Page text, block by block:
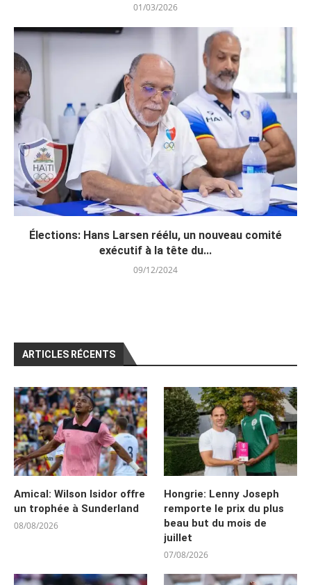
01/03/2026
Élections: Hans Larsen réélu, un nouveau comité
exécutif à la tête du...
09/12/2024
ARTICLES RÉCENTS
Amical: Wilson Isidor offre
un trophée à Sunderland
08/08/2026
Hongrie: Lenny Joseph
remporte le prix du plus
beau but du mois de
juillet
07/08/2026